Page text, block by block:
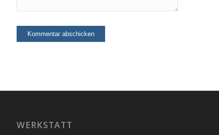
WERKSTATT